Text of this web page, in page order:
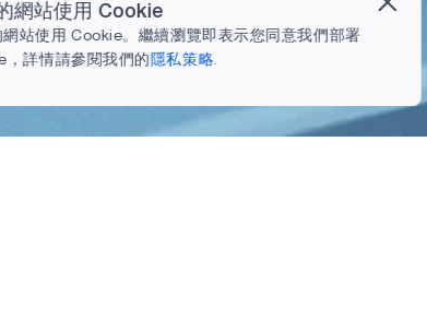
網站使用 Cookie
站使用 Cookie。繼續瀏覽即表示您同意我們部署
，詳情請參閱我們的隱私策略.